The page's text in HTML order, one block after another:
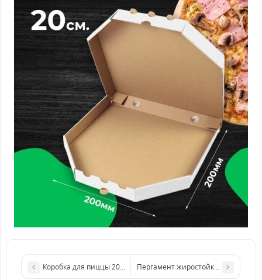
Коробка для пиццы 200*200*33 бурая. ITПергамент жиростойкий 320*320